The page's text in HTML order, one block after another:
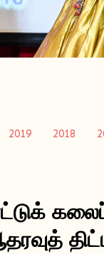
2019 2018